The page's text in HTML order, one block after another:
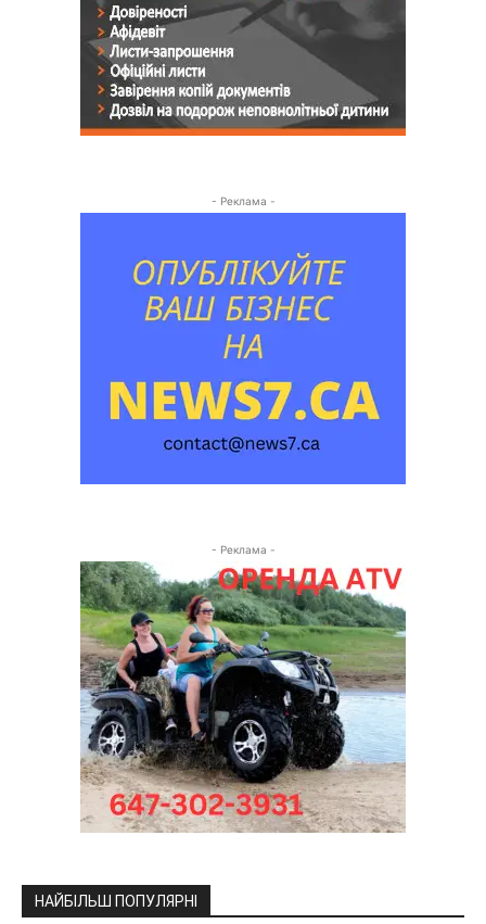
- Реклама -
- Реклама -
НАЙБІЛЬШ ПОПУЛЯРНІ